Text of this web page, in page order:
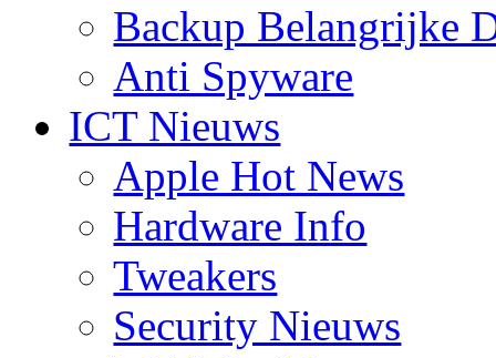
Backup Belangrijke
Anti Spyware
ICT Nieuws
Apple Hot News
Hardware Info
Tweakers
Security Nieuws